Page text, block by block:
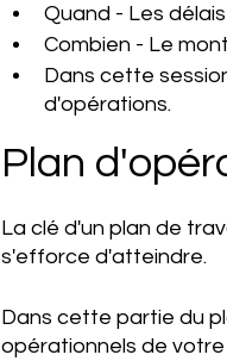
Quand - Les
Combien - Le
Dans cette
d'opérations.
Plan
La clé d'un plan de
s'efforce d'atteindre.
Dans cette partie du
opérationnels de